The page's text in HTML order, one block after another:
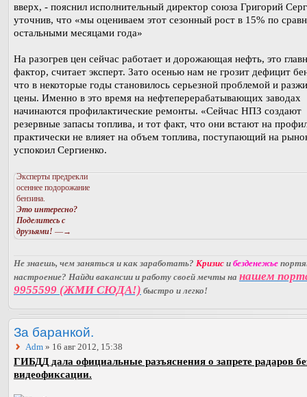
вверх, - пояснил исполнительный директор союза Григорий
уточнив, что «мы оцениваем этот сезонный рост в 15% по
остальными месяцами года»
На разогрев цен сейчас работает и дорожающая нефть, это
фактор, считает эксперт. Зато осенью нам не грозит дефицит
что в некоторые годы становилось серьезной проблемой и
цены. Именно в это время на нефтеперерабатывающих заводах
начинаются профилактические ремонты. «Сейчас НПЗ создают
резервные запасы топлива, и тот факт, что они встают на
практически не влияет на объем топлива, поступающий на
успокоил Сергиенко.
Эксперты предрекли
осеннее подорожание
бензина.
Это интересно?
Поделитесь с
друзьями! —→
Не знаешь, чем заняться и как заработать? Кризис и безденежье
настроение? Найди вакансии и работу своей мечты на нашем
9955599 (ЖМИ СЮДА!) быстро и легко!
За баранкой.
Adm » 16 авг 2012, 15:38
ГИБДД дала официальные разъяснения о запрете радаров
видеофиксации.